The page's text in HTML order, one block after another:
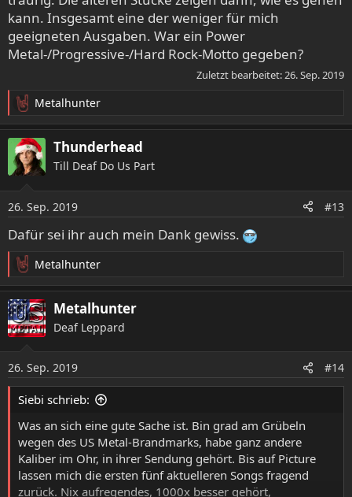
kann. Insgesamt eine der weniger für mich
geeigneten Ausgaben. War ein Power
Metal-/Progressive-/Hard Rock-Motto gegeben?
Zuletzt bearbeitet:26. Sep. 2019
R
e
a
k
t
n
e
n
Metalhunter
Thunderhead
Till Deaf Do Us Part
26. Sep. 2019 #13
Dafür sei ihr auch mein Dank gewiss.
R
e
a
k
t
n
e
n
Metalhunter
Metalhunter
Deaf Leppard
26. Sep. 2019 #14
Siebi schrieb:
Was an sich eine gute Sache ist. Bin grad am Grübeln
wegen des US Metal-Brandmarks, habe ganz andere
Kaliber im Ohr, in ihrer Sendung gehört. Bis auf Picture
lassen mich die ersten fünf aktuelleren Songs fragend
zurück. Nix aufregendes, 1000x besser gehört,